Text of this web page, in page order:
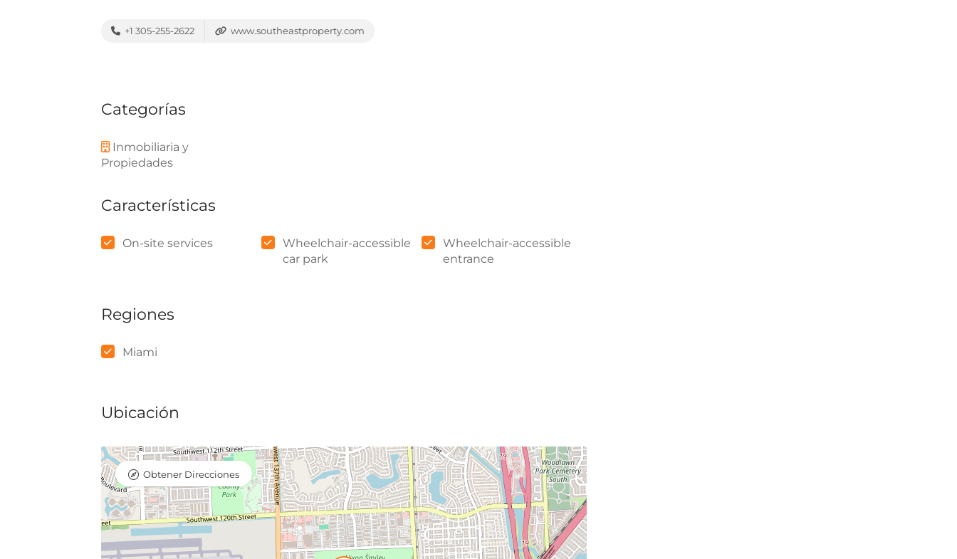
+1 305-255-2622 www.southeastproperty.com
Categorías
Inmobiliaria y
Propiedades
Características
On-site services
Wheelchair-accessible
car park
Wheelchair-accessible
entrance
Regiones
Miami
Ubicación
Obtener Direcciones